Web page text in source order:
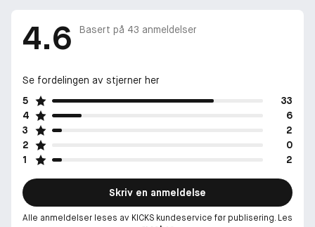
4.6 Basert på 43 anmeldelser
Se fordelingen av stjerner her
5
33
4
6
3
2
2
0
1
2
Skriv en anmeldelse
Alle anmeldelser leses av KICKS kundeservice før publisering. Les